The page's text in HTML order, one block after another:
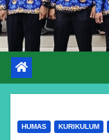
HUMAS KURIKULUM